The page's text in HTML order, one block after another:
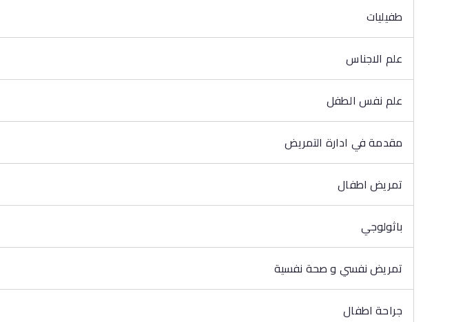
طفيليات
علم الاجناس
علم نفس الطفل
مقدمة في ادارة التمريض
تمريض اطفال
باثولوجي
تمريض نفسي و صحة نفسية
جراحة اطفال